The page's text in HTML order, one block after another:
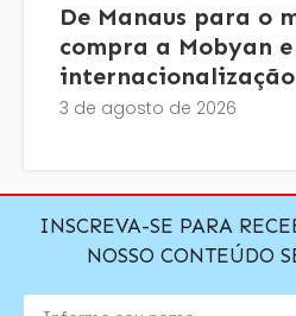
De Manaus para o
compra a Mobyan
internacionalização
3 de agosto de 2026
INSCREVA-SE PARA
NOSSO CONTEÚDO